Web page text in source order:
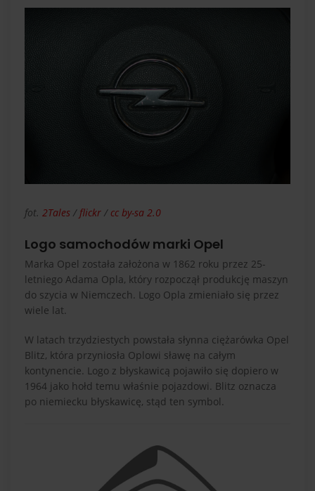
fot. 2Tales / flickr / cc by-sa 2.0
Logo samochodów marki Opel
Marka Opel została założona w 1862 roku przez 25-
letniego Adama Opla, który rozpoczął produkcję maszyn
do szycia w Niemczech. Logo Opla zmieniało się przez
wiele lat.
W latach trzydziestych powstała słynna ciężarówka Opel
Blitz, która przyniosła Oplowi sławę na całym
kontynencie. Logo z błyskawicą pojawiło się dopiero w
1964 jako hołd temu właśnie pojazdowi. Blitz oznacza
po niemiecku błyskawicę, stąd ten symbol.